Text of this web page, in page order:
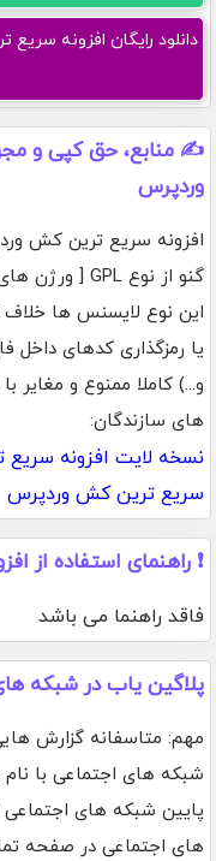
✍️ منابع، حق کپی و
وردپرس
افزونه سریع ترین کش
این نوع لایسنس ها
و...) کاملا ممنوع و مغایر
های سازندگان:
نسخه لایت افزونه
سریع ترین کش وردپرس
❗ راهنمای استفاده از
فاقد راهنما می باشد
پلاگین یاب در شبکه
مهم: متاسفانه گزارش
شبکه های اجتماعی با
پایین شبکه های
های اجتماعی در صفحه